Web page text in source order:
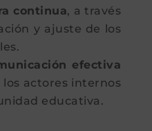
continua, a través
y ajuste de los
efectiva
los actores internos
educativa.